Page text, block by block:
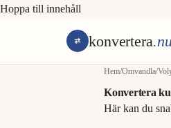
Hoppa till innehåll
konvertera
Hem/Omvandla/
Konvertera
Här kan du